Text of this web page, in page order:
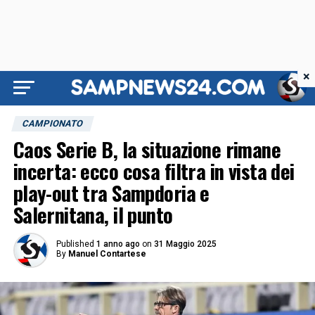
CAMPIONATO
Caos Serie B, la situazione rimane
incerta: ecco cosa filtra in vista dei
play-out tra Sampdoria e
Salernitana, il punto
Published 1 anno ago on 31 Maggio 2025
By Manuel Contartese
×